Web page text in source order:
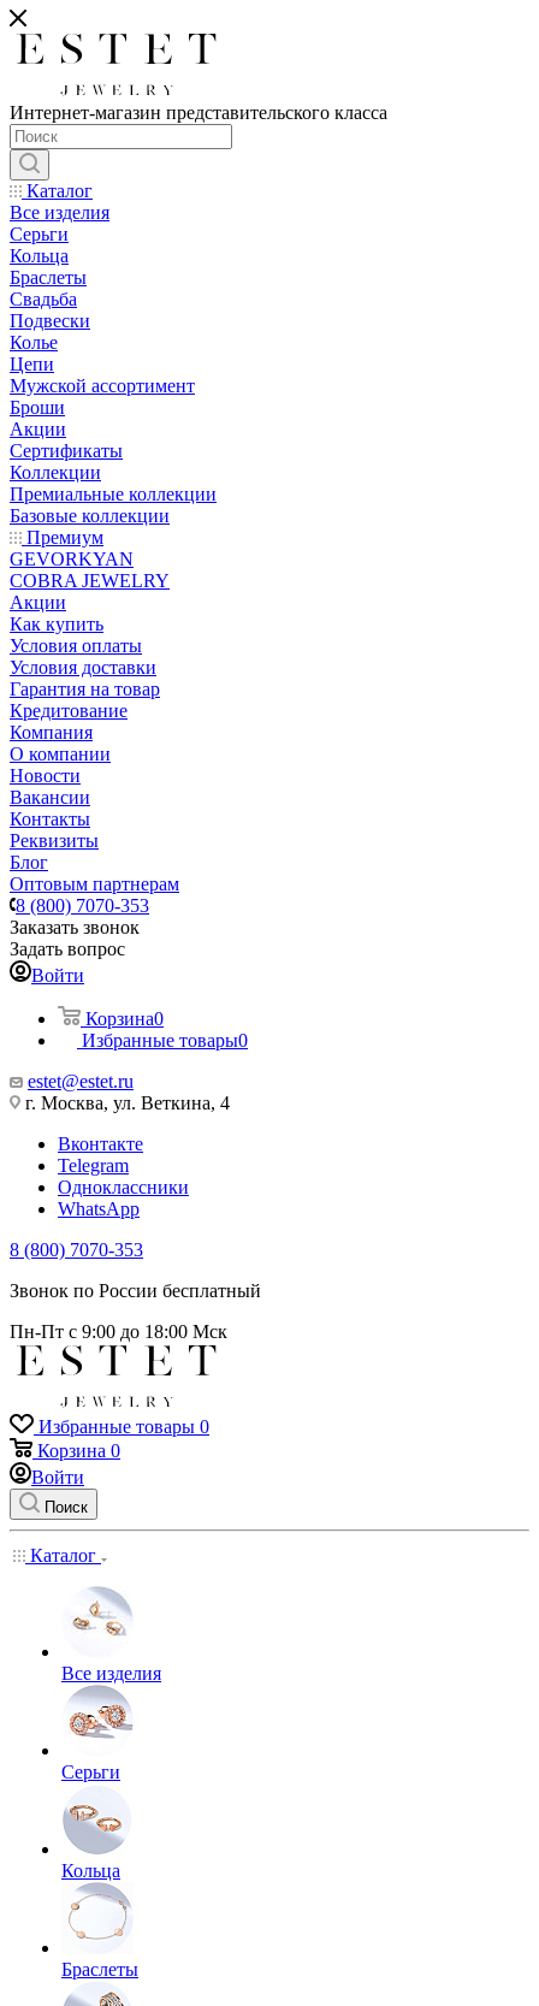
Интернет-магазин представительского класса
Каталог
Все изделия
Серьги
Кольца
Браслеты
Свадьба
Подвески
Колье
Цепи
Мужской ассортимент
Броши
Акции
Сертификаты
Коллекции
Премиальные коллекции
Базовые коллекции
Премиум
GEVORKYAN
COBRA JEWELRY
Акции
Как купить
Условия оплаты
Условия доставки
Гарантия на товар
Кредитование
Компания
О компании
Новости
Вакансии
Контакты
Реквизиты
Блог
Оптовым партнерам
8 (800) 7070-353
Заказать звонок
Задать вопрос
Войти
Корзина0
Избранные товары0
estet@estet.ru
г. Москва, ул. Веткина, 4
Вконтакте
Telegram
Одноклассники
WhatsApp
8 (800) 7070-353
Звонок по России бесплатный
Пн-Пт с 9:00 до 18:00 Мск
Избранные товары 0
Корзина 0
Войти
Поиск
Каталог
Все изделия
Серьги
Кольца
Браслеты